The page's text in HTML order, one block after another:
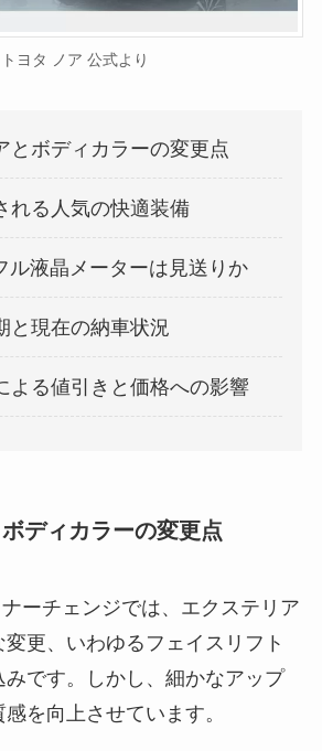
トヨタ ノア 公式より
とボディカラーの変更点
れる人気の快適装備
ル液晶メーターは見送りか
と現在の納車状況
よる値引きと価格への影響
ディカラーの変更点
ーチェンジでは、エクステリア
変更、いわゆるフェイスリフト
みです。しかし、細かなアップ
を向上させています。